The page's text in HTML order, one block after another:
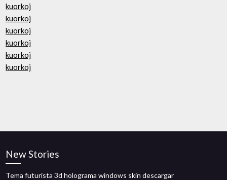
kuorkoj
kuorkoj
kuorkoj
kuorkoj
kuorkoj
kuorkoj
New Stories
Tema futurista 3d holograma windows skin descargar